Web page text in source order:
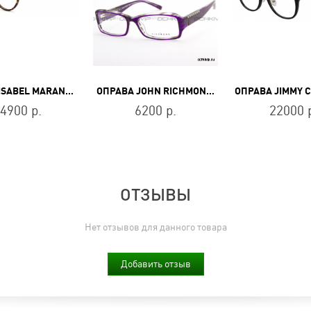
ОПРАВА ISABEL MARANT IM 0033 45Z
р.
ОПРАВА JOHN RICHMOND JR 219 04
6200 р. 22000
ОТЗЫВЫ
Нет отзывов для данного товара
Добавить отзыв